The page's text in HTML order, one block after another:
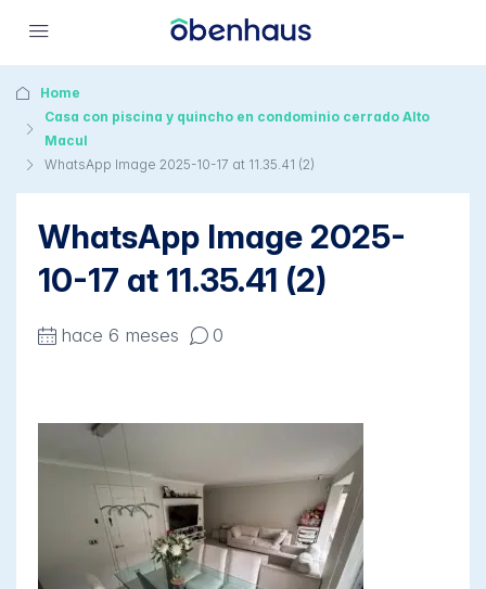
Home
Casa con piscina y quincho en condominio cerrado Alto
Macul
WhatsApp Image 2025-10-17 at 11.35.41 (2)
WhatsApp Image 2025-
10-17 at 11.35.41 (2)
hace 6 meses 0